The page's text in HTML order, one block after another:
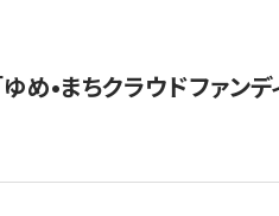
め•まちクラウドファン